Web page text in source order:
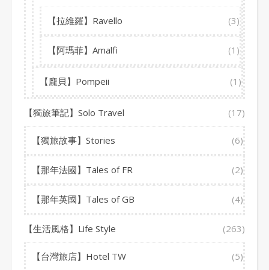
【拉維羅】Ravello (3)
【阿瑪菲】Amalfi (1)
【龐貝】Pompeii (1)
【獨旅筆記】Solo Travel (17)
【獨旅故事】Stories (6)
【那年法國】Tales of FR (2)
【那年英國】Tales of GB (4)
【生活風格】Life Style (263)
【台灣旅店】Hotel TW (5)